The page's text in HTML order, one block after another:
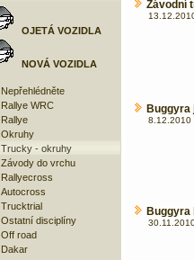
OJETÁ VOZIDLA
NOVÁ VOZIDLA
Nepřehlédněte
Rallye WRC
Rallye
Okruhy
Trucky - okruhy
Závody do vrchu
Rallyecross
Autocross
Trucktrial
Ostatní disciplíny
Off road
Dakar
Závodní
Buggyra
8.12.2010
Buggyra